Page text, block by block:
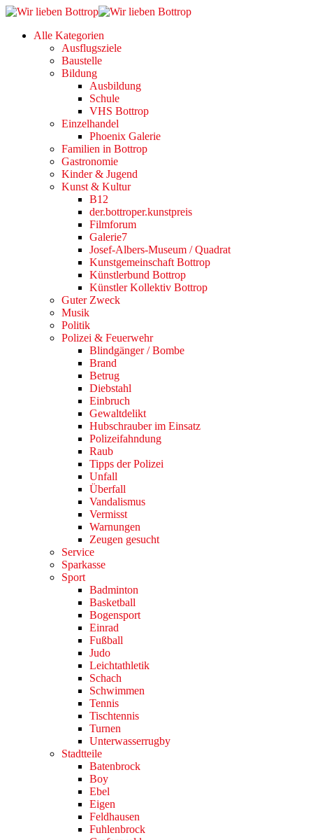
Alle Kategorien
Ausflugsziele
Baustelle
Bildung
Ausbildung
Schule
VHS Bottrop
Einzelhandel
Phoenix Galerie
Familien in Bottrop
Gastronomie
Kinder & Jugend
Kunst & Kultur
B12
der.bottroper.kunstpreis
Filmforum
Galerie7
Josef-Albers-Museum / Quadrat
Kunstgemeinschaft Bottrop
Künstlerbund Bottrop
Künstler Kollektiv Bottrop
Guter Zweck
Musik
Politik
Polizei & Feuerwehr
Blindgänger / Bombe
Brand
Betrug
Diebstahl
Einbruch
Gewaltdelikt
Hubschrauber im Einsatz
Polizeifahndung
Raub
Tipps der Polizei
Unfall
Überfall
Vandalismus
Vermisst
Warnungen
Zeugen gesucht
Service
Sparkasse
Sport
Badminton
Basketball
Bogensport
Einrad
Fußball
Judo
Leichtathletik
Schach
Schwimmen
Tennis
Tischtennis
Turnen
Unterwasserrugby
Stadtteile
Batenbrock
Boy
Ebel
Eigen
Feldhausen
Fuhlenbrock